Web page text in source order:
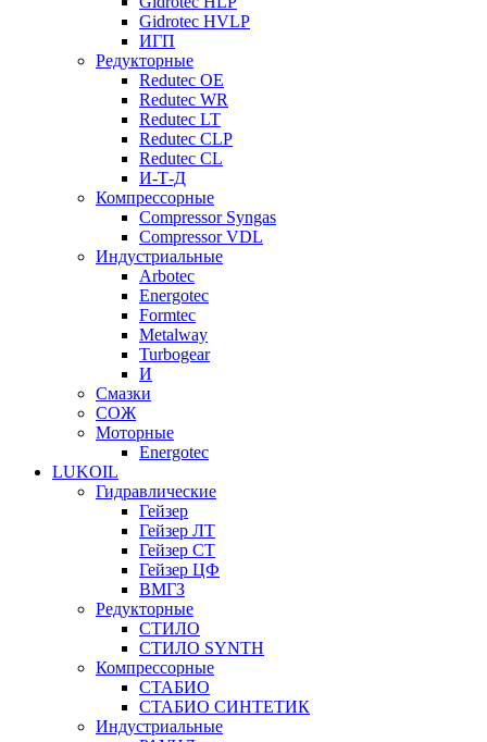
Gidrotec HVLP
ИГП
Редукторные
Redutec OE
Redutec WR
Redutec LT
Redutec CLP
Redutec CL
И-Т-Д
Компрессорные
Compressor Syngas
Compressor VDL
Индустриальные
Arbotec
Energotec
Formtec
Metalway
Turbogear
И
Смазки
СОЖ
Моторные
Energotec
LUKOIL
Гидравлические
Гейзер
Гейзер ЛТ
Гейзер СТ
Гейзер ЦФ
ВМГЗ
Редукторные
СТИЛО
СТИЛО SYNTH
Компрессорные
СТАБИО
СТАБИО СИНТЕТИК
Индустриальные